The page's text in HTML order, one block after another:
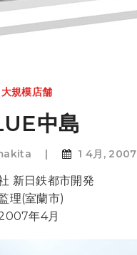
大規模店舗
中島
1 4月, 2007
新日鉄都市開発
理(室蘭市)
年4月